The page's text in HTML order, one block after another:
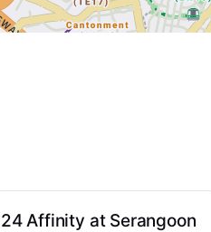
24 Affinity at Serangoon